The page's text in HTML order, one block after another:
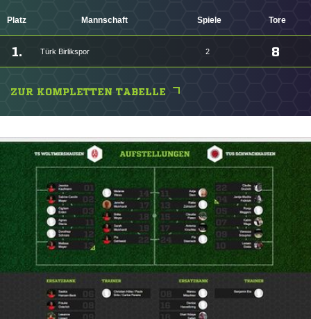
Platz Mannschaft Spiele Tore
1. Türk Birlikspor 2 8
ZUR KOMPLETTEN TABELLE